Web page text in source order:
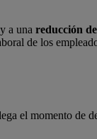
a una reducción
de los
el momento de